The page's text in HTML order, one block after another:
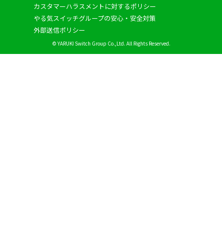
カスタマーハラスメントに対するポリシー
やる気スイッチグループの安心・安全対策
外部送信ポリシー
© YARUKI Switch Group Co.,Ltd. All Rights Reserved.